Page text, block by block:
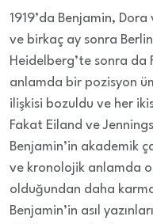
1919’da Benjamin,
ve birkaç ay sonra
Heidelberg’te sonra
anlamda bir pozisyon
ilişkisi bozuldu ve her
Fakat Eiland ve
Benjamin’in akademik
ve kronolojik anlamda
olduğundan daha
Benjamin’in asıl